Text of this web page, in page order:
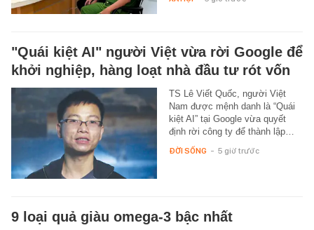
"Quái kiệt AI" người Việt vừa rời Google để
khởi nghiệp, hàng loạt nhà đầu tư rót vốn
TS Lê Viết Quốc, người Việt
Nam được mệnh danh là “Quái
kiệt AI” tại Google vừa quyết
định rời công ty để thành lập…
ĐỜI SỐNG - 5 giờ trước
9 loại quả giàu omega-3 bậc nhất